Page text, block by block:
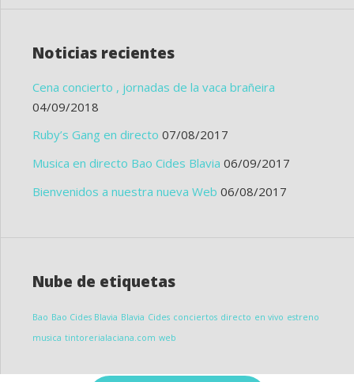
Noticias recientes
Cena concierto , jornadas de la vaca brañeira
04/09/2018
Ruby’s Gang en directo 07/08/2017
Musica en directo Bao Cides Blavia 06/09/2017
Bienvenidos a nuestra nueva Web 06/08/2017
Nube de etiquetas
Bao Bao Cides Blavia Blavia Cides conciertos directo en vivo estreno
musica tintorerialaciana.com web